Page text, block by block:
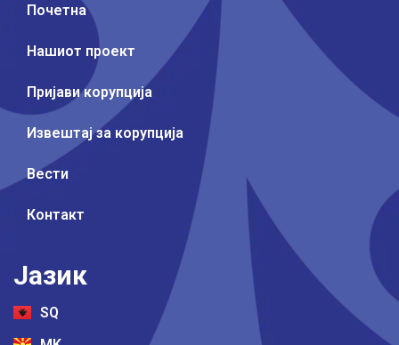
Почетна
Нашиот проект
Пријави корупција
Извештај за корупција
Вести
Контакт
Јазик
SQ